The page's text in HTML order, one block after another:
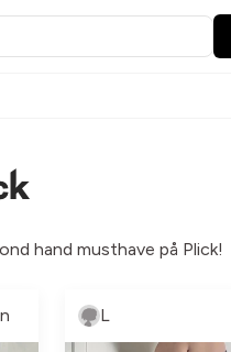
hand musthave på Plick!
L